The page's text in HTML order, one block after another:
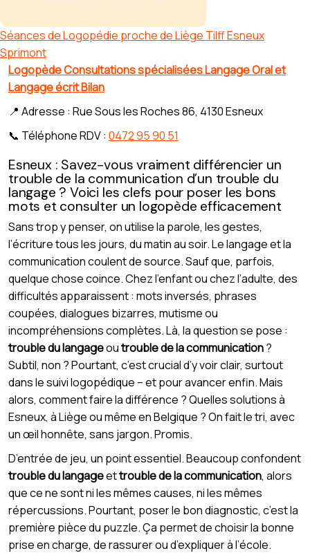
Séances de Logopédie proche de Liège Tilff Esneux
Sprimont
Logopède Consultations spécialisées Langage Oral et
Langage écrit Bilan
📍 Adresse : Rue Sous les Roches 86, 4130 Esneux
📞 Téléphone RDV : 0472 95 90 51
Esneux : Savez-vous vraiment différencier un
trouble de la communication d’un trouble du
langage ? Voici les clefs pour poser les bons
mots et consulter un logopède efficacement
Sans trop y penser, on utilise la parole, les gestes,
l’écriture tous les jours, du matin au soir. Le langage et la
communication coulent de source. Sauf que, parfois,
quelque chose coince. Chez l’enfant ou chez l’adulte, des
difficultés apparaissent : mots inversés, phrases
coupées, dialogues bizarres, mutisme ou
incompréhensions complètes. Là, la question se pose :
trouble du langageoutrouble de la communication?
Subtil, non ? Pourtant, c’est crucial d’y voir clair, surtout
dans le suivi logopédique – et pour avancer enfin. Mais
alors, comment faire la différence ? Quelles solutions à
Esneux, à Liège ou même en Belgique ? On fait le tri, avec
un œil honnête, sans jargon. Promis.
D’entrée de jeu, un point essentiel. Beaucoup confondent
trouble du langageettrouble de la communication, alors
que ce ne sont ni les mêmes causes, ni les mêmes
répercussions. Pourtant, poser le bon diagnostic, c’est la
première pièce du puzzle. Ça permet de choisir la bonne
prise en charge, de rassurer ou d’expliquer à l’école.